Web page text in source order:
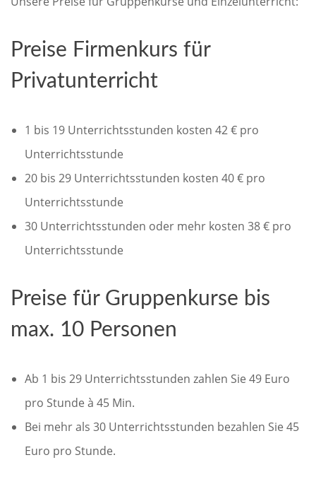
Preise Firmenkurs für
Privatunterricht
1 bis 19 Unterrichtsstunden kosten 42 € pro
Unterrichtsstunde
20 bis 29 Unterrichtsstunden kosten 40 € pro
Unterrichtsstunde
30 Unterrichtsstunden oder mehr kosten 38 € pro
Unterrichtsstunde
Preise für Gruppenkurse bis
max. 10 Personen
Ab 1 bis 29 Unterrichtsstunden zahlen Sie 49 Euro
pro Stunde à 45 Min.
Bei mehr als 30 Unterrichtsstunden bezahlen Sie 45
Euro pro Stunde.